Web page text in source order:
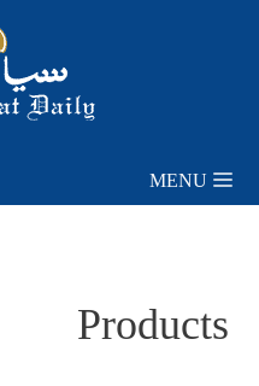
MENU
Products